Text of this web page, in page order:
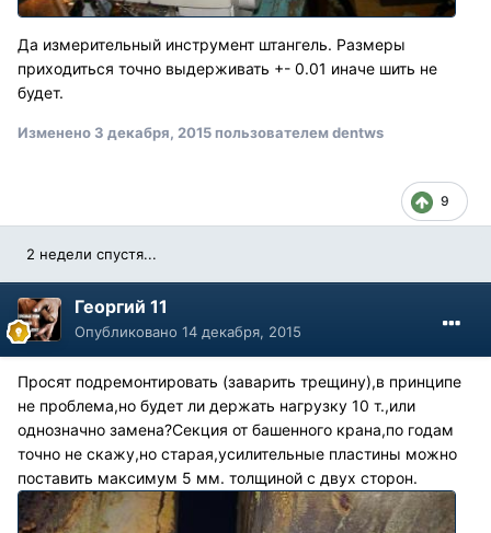
Да измерительный инструмент штангель. Размеры
приходиться точно выдерживать +- 0.01 иначе шить не
будет.
Изменено 3 декабря, 2015пользователем dentws
9
2 недели спустя...
Георгий 11
Опубликовано 14 декабря, 2015
Просят подремонтировать (заварить трещину),в принципе
не проблема,но будет ли держать нагрузку 10 т.,или
однозначно замена?Секция от башенного крана,по годам
точно не скажу,но старая,усилительные пластины можно
поставить максимум 5 мм. толщиной с двух сторон.